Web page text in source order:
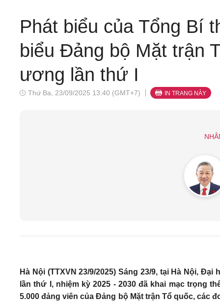
Phát biểu của Tổng Bí
biểu Đảng bộ Mặt trận
ương lần thứ I
Thứ Ba, 23/09/2025 13:40 (GMT+7) IN TRANG NÀY
Hà Nội (TTXVN 23/9/2025) Sáng 23/9, tại Hà Nội,
lần thứ I, nhiệm kỳ 2025 - 2030 đã khai mạc trọng
5.000 đảng viên của Đảng bộ Mặt trận Tổ quốc, các